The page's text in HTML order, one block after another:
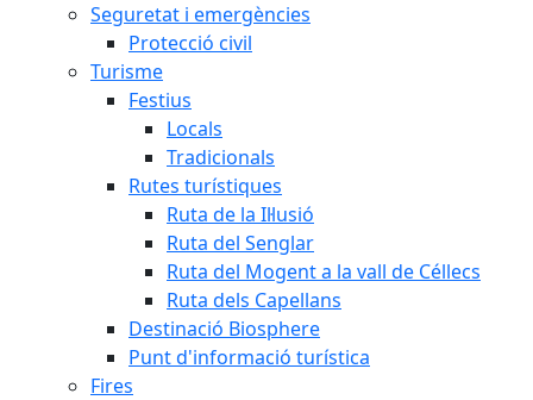
Seguretat i emergències
Protecció civil
Turisme
Festius
Locals
Tradicionals
Rutes turístiques
Ruta de la Il·lusió
Ruta del Senglar
Ruta del Mogent a la vall de Céllecs
Ruta dels Capellans
Destinació Biosphere
Punt d'informació turística
Fires